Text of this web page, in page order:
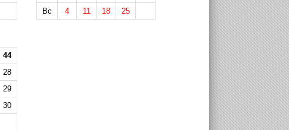
Вс
4 11 18 25
44
28
29
30